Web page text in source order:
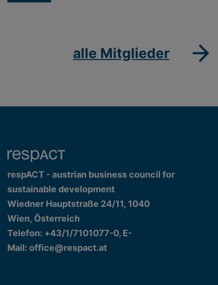
alle Mitglieder
respACT - austrian business council for
sustainable development
Wiedner Hauptstraße 24/11, 1040
Wien, Österreich
Telefon: +43/1/7101077-0, E-
Mail: office@respact.at